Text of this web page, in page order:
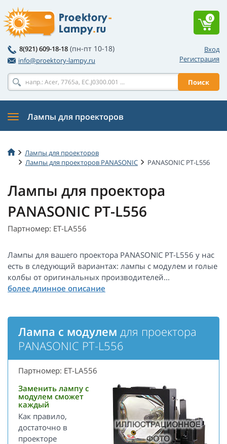
Вход
Регистрация
8(921) 609-18-18 (пн-пт 10-18)
info@proektory-lampy.ru
Поиск
0
Лампы для проекторов
Лампы для проекторов
Лампы для проекторов PANASONIC
PANASONIC PT-L556
Лампы для проектора
PANASONIC PT-L556
Партномер: ET-LA556
Лампы для вашего проектора PANASONIC PT-L556 у нас
есть в следующий вариантах: лампы с модулем и голые
колбы от оригинальных производителей...
Лампа с модулем для проектора
PANASONIC PT-L556
Партномер: ET-LA556
Заменить лампу с
модулем сможет
каждый
Как правило,
достаточно в
проекторе